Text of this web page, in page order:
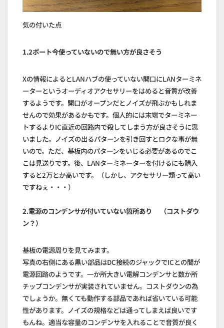
気の付いた点
1.2ポート今使っていないので無い方が良さそう
Xの情報によるとLANハブの使っていない開口にLANターミネ
ーターというオーディオアクセサリーをはめると音質が改善
するようです。開口がオープンだとノイズが飛ぶかもしれま
せんので効果があるかもです。個人的には末端でターミネー
トするよりIC直近の回路内で殺してしまう方が良さそうに思
いました。ノイズの出るパターンを引き回すとロクな事が無
いので。ただ、基板内のパターンをいじる必要があるのでこ
こは見送りです。後、LANターミネーターを付けるにも購入
すると2万とか高いです。（しかし、アクセサリー類って高い
ですねぇ・・・）
2.電源のコンデンサが付いていない箇所あり （コストダウ
ン？）
基板の電源周りを見てみます。
写真の右側にある黒い部品はDC接続のジャックでICとの間が
電源回路のようです。一か所大きい電解コンデンサと数か所
チップコンデンサが実装されていません。コストダウンの為
でしょうか。無くても動作する部品であれば省いている可能
性があります。ノイズの規格などは通ってしまえば良いです
もんね。適当な容量のコンデンサを入れることで音質が良く